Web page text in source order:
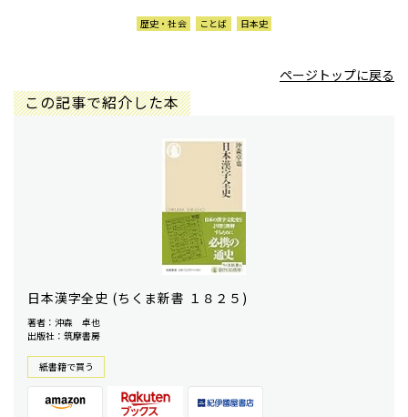
歴史・社会 ことば 日本史
ページトップに戻る
この記事で紹介した本
日本漢字全史 (ちくま新書 １８２５)
著者：沖森 卓也
出版社：筑摩書房
紙書籍で買う